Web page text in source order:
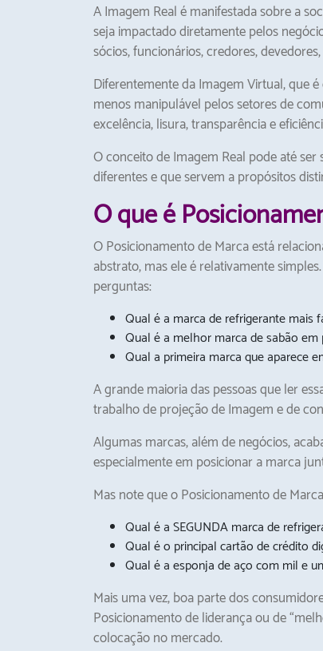
A Imagem Real é manifestada sobre a
seja impactado diretamente pelos
sócios, funcionários, credores,
Diferentemente da Imagem Virtual, que
menos manipulável pelos setores de
excelência, lisura, transparência e
O conceito de Imagem Real pode até
diferentes e que servem a propósitos
O que é
O Posicionamento de Marca está
abstrato, mas ele é relativamente
perguntas:
Qual é a marca de refrigerante mais
Qual é a melhor marca de sabão em
Qual a primeira marca que aparece
A grande maioria das pessoas que ler
trabalho de projeção de Imagem e de
Algumas marcas, além de negócios,
especialmente em posicionar a marca
Mas note que o Posicionamento de
Qual é a SEGUNDA marca de
Qual é o principal cartão de crédito
Qual é a esponja de aço com mil e
Mais uma vez, boa parte dos
Posicionamento de liderança ou de
colocação no mercado.